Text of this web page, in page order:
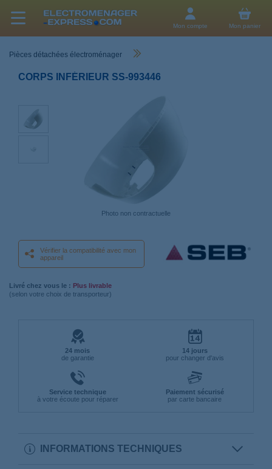
Mon compte Mon panier
Pièces détachées électroménager
CORPS INFÉRIEUR SS-993446
Photo non contractuelle
Vérifier la compatibilité avec mon
appareil
Livré chez vous le : Plus livrable
(selon votre choix de transporteur)
24 mois
de garantie
14 jours
pour changer d'avis
Service technique
à votre écoute pour réparer
Paiement sécurisé
par carte bancaire
INFORMATIONS TECHNIQUES